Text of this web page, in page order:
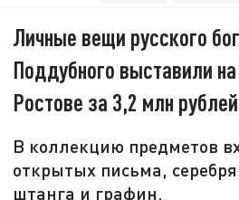
Личные вещи русского
Поддубного выставили
Ростове за 3,2 млн рублей
В коллекцию предметов
открытых письма,
штанга и графин.